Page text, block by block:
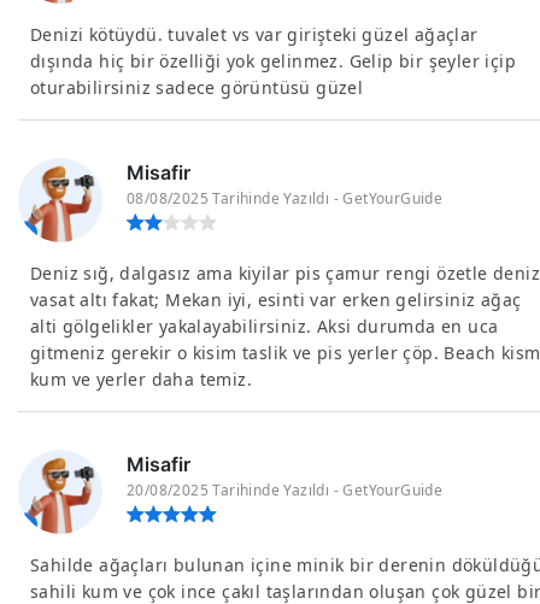
Denizi kötüydü. tuvalet vs var girişteki güzel ağaçlar
dışında hiç bir özelliği yok gelinmez. Gelip bir şeyler içip
oturabilirsiniz sadece görüntüsü güzel
Misafir
08/08/2025 Tarihinde Yazıldı - GetYourGuide
Deniz sığ, dalgasız ama kiyilar pis çamur rengi özetle deniz
vasat altı fakat; Mekan iyi, esinti var erken gelirsiniz ağaç
alti gölgelikler yakalayabilirsiniz. Aksi durumda en uca
gitmeniz gerekir o kisim taslik ve pis yerler çöp. Beach
kum ve yerler daha temiz.
Misafir
20/08/2025 Tarihinde Yazıldı - GetYourGuide
Sahilde ağaçları bulunan içine minik bir derenin
sahili kum ve çok ince çakıl taşlarından oluşan çok güzel